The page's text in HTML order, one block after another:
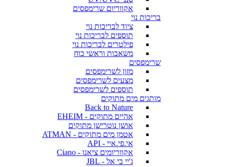
אקווריום שרימפסים
בריכות נוי
ציוד לבריכות נוי
תוספים לבריכות נוי
פילטרים לבריכות נוי
משאבות וראשי כוח
שרימפסים
מזון לשרימפסים
מצעים לשרימפסים
תוספים לשרימפסים
מותגים מים מתוקים
Back to Nature
אהיים מתוקים - EHEIM
אושן נוטרישן מתוקים
אטמן מים מתוקים - ATMAN
אי.פי.איי - API
אקווריומים ציאנו - Ciano
ג'יי בי אל - JBL